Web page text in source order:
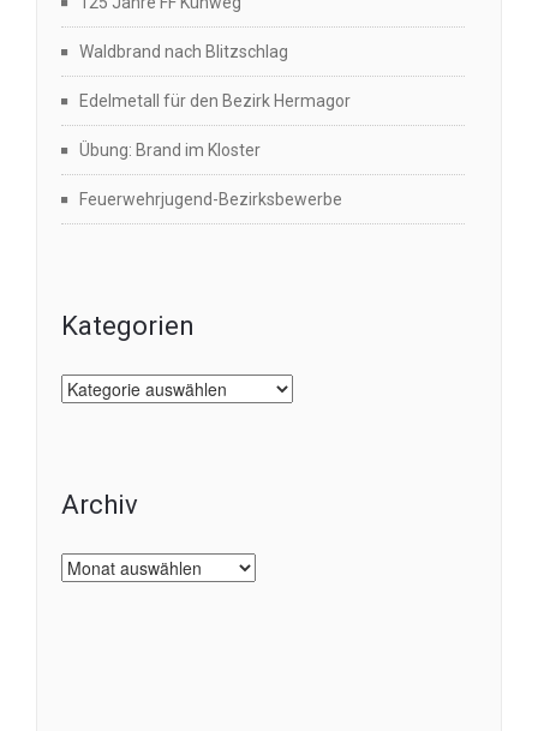
Waldbrand nach Blitzschlag
Edelmetall für den Bezirk Hermagor
Übung: Brand im Kloster
Feuerwehrjugend-Bezirksbewerbe
Kategorien
Kategorien
Archiv
Archiv